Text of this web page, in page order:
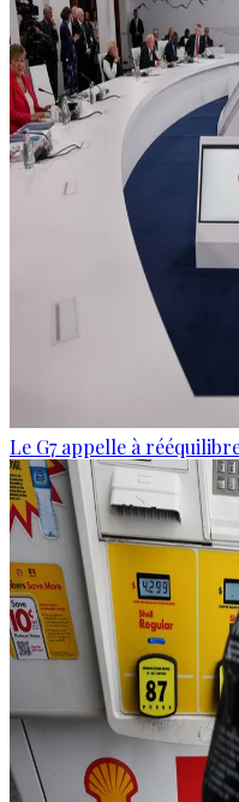
Le G7 appelle à